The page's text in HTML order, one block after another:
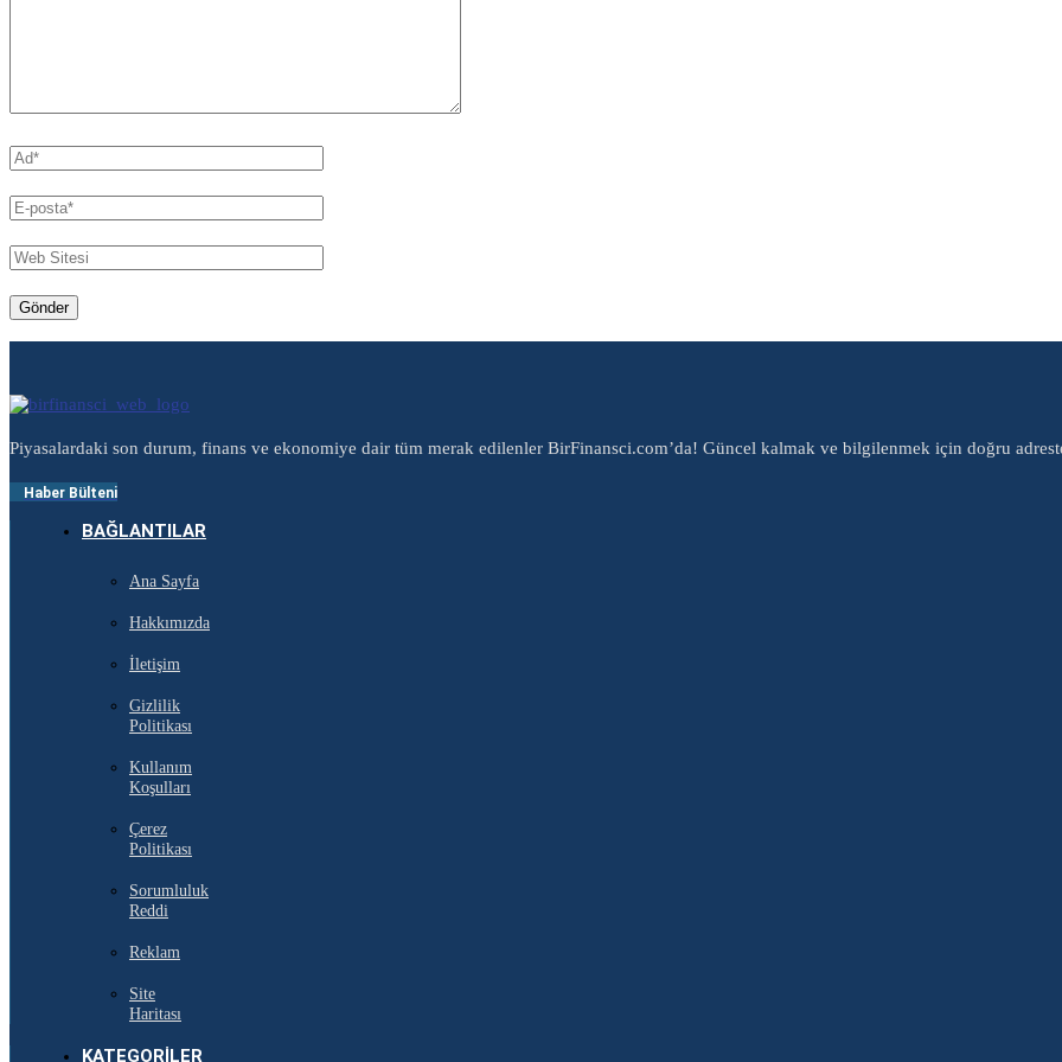
Piyasalardaki son durum, finans ve ekonomiye dair tüm merak edilenler BirFinansci.com’da! Güncel kalmak ve bilgilenmek için doğru
Haber Bülteni
BAĞLANTILAR
Ana Sayfa
Hakkımızda
İletişim
Gizlilik
Politikası
Kullanım
Koşulları
Çerez
Politikası
Sorumluluk
Reddi
Reklam
Site
Haritası
KATEGORILER